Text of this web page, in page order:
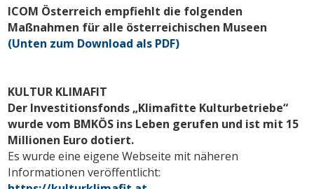
ICOM Österreich empfiehlt die folgenden
Maßnahmen für alle österreichischen Museen
(Unten zum Download als PDF)
KULTUR KLIMAFIT
Der Investitionsfonds „Klimafitte Kulturbetriebe“
wurde vom BMKÖS ins Leben gerufen und ist mit 15
Millionen Euro dotiert.
Es wurde eine eigene Webseite mit näheren
Informationen veröffentlicht: